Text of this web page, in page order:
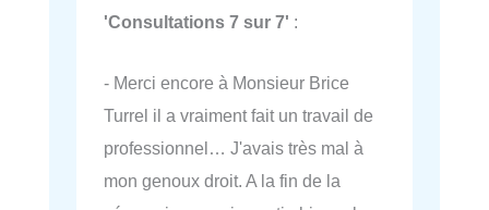
'Consultations 7 sur 7' :
- Merci encore à Monsieur Brice
Turrel il a vraiment fait un travail de
professionnel… J'avais très mal à
mon genoux droit. A la fin de la